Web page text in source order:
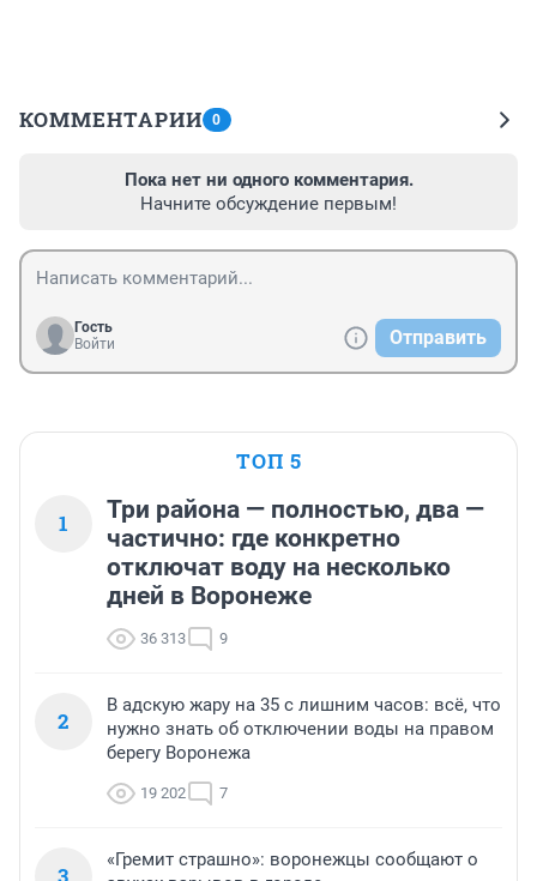
КОММЕНТАРИИ 0
Пока нет ни одного комментария.
Начните обсуждение первым!
Гость
Войти
Отправить
ТОП 5
1
Три района — полностью, два —
частично: где конкретно
отключат воду на несколько
дней в Воронеже
36 313 9
2
В адскую жару на 35 с лишним часов: всё, что
нужно знать об отключении воды на правом
берегу Воронежа
19 202 7
«Гремит страшно»: воронежцы сообщают о